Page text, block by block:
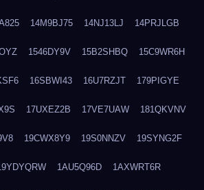
14M9BJ75 14NJ13LJ 14PRJLGB
1546DY9V 15B2SHBQ 15C9WR6H
16SBWI43 16U7RZJT 179PIGYE
17UXEZ2B 17VE7UAW 181QKVNV
19CWX8Y9 19S0NNZV 19SYNG2F
1AU5Q96D 1AXWRT6R